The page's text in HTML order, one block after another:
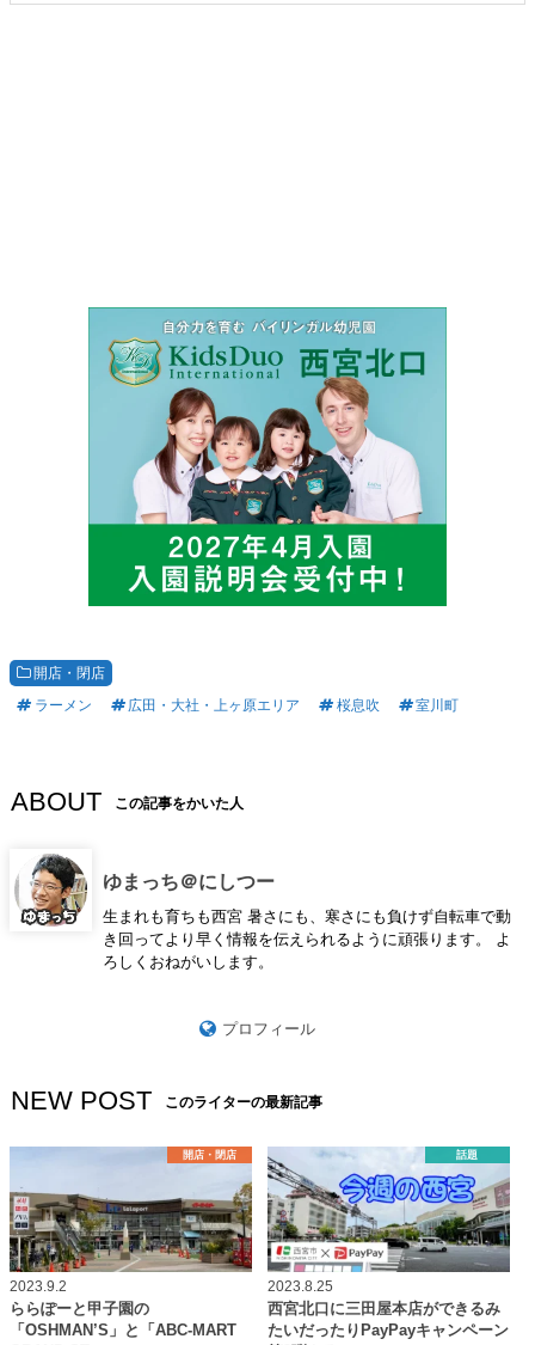
開店・閉店
ラーメン
広田・大社・上ヶ原エリア 桜息吹 室川町
ABOUT この記事をかいた人
ゆまっち＠にしつー
生まれも育ちも西宮 暑さにも、寒さにも負けず自転車で動
き回ってより早く情報を伝えられるように頑張ります。 よ
ろしくおねがいします。
プロフィール
NEW POST このライターの最新記事
開店・閉店
2023.9.2
ららぽーと甲子園の
「OSHMAN’S」と「ABC-MART
話題
2023.8.25
西宮北口に三田屋本店ができるみ
たいだったりPayPayキャンペーン